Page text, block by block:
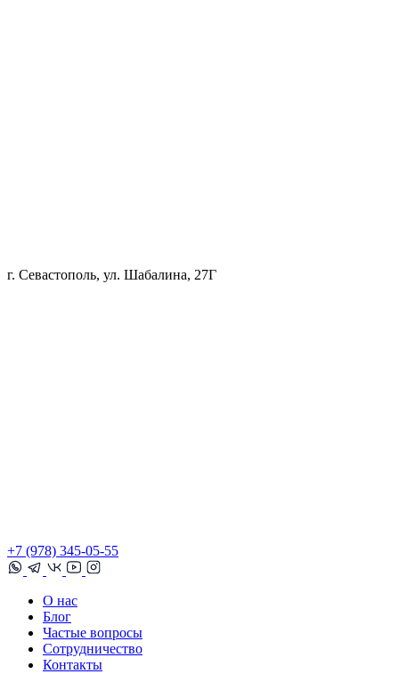
г. Севастополь, ул. Шабалина, 27Г
+7 (978) 345-05-55
О нас
Блог
Частые вопросы
Сотрудничество
Контакты